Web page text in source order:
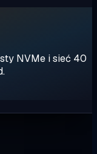
NVMe i sieć 40